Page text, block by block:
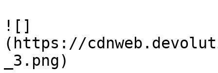
![]
(https://
_3.png)